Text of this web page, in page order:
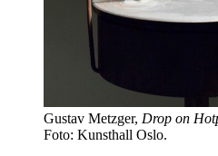
Gustav Metzger, Drop on
Foto: Kunsthall Oslo.